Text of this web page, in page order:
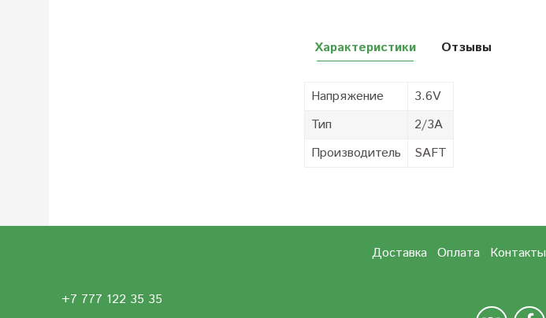
Характеристики
Напряжение
3.6V
Тип
2/3A
Производитель
SAFT
Отзывы
Доставка Оплата Контакты
+7 777 122 35 35